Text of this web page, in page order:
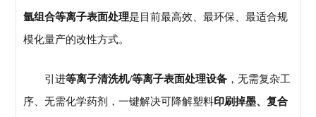
氩组合等离子表面处理是目前最高效、最环保、最适合规
模化量产的改性方式。
引进等离子清洗机/等离子表面处理设备 ，无需复杂工
序、无需化学药剂，一键解决可降解塑料印刷掉墨、复合